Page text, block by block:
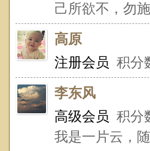
己所欲不，勿施
高原
注册会员 积分
李东风
高级会员 积分
我是一片云，